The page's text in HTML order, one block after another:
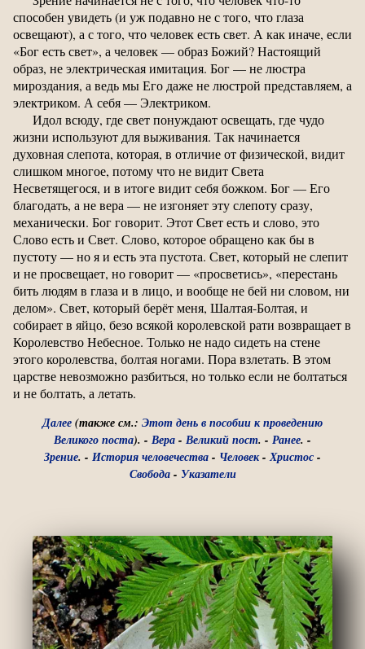
способен увидеть (и уж подавно не с того, что глаза
освещают), а с того, что человек есть свет. А как иначе, если
«Бог есть свет», а человек — образ Божий? Настоящий
образ, не электрическая имитация. Бог — не люстра
мироздания, а ведь мы Его даже не люстрой представляем, а
электриком. А себя — Электриком.
Идол всюду, где свет понуждают освещать, где чудо
жизни используют для выживания. Так начинается
духовная слепота, которая, в отличие от физической, видит
слишком многое, потому что не видит Света
Несветящегося, и в итоге видит себя божком. Бог — Его
благодать, а не вера — не изгоняет эту слепоту сразу,
механически. Бог говорит. Этот Свет есть и слово, это
Слово есть и Свет. Слово, которое обращено как бы в
пустоту — но я и есть эта пустота. Свет, который не слепит
и не просвещает, но говорит — «просветись», «перестань
бить людям в глаза и в лицо, и вообще не бей ни словом, ни
делом». Свет, который берёт меня, Шалтая-Болтая, и
собирает в яйцо, безо всякой королевской рати возвращает в
Королевство Небесное. Только не надо сидеть на стене
этого королевства, болтая ногами. Пора взлетать. В этом
царстве невозможно разбиться, но только если не болтаться
и не болтать, а летать.
Далее(также см.: Этот день в пособии к проведению
Великого поста). - Вера- Великий пост. - Ранее. -
Зрение. - История человечества- Человек-Христос-
Свобода- Указатели